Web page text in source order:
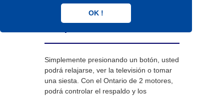
OK !
Respaldo y reposapiernas
independiente
Simplemente presionando un botón, usted
podrá relajarse, ver la televisión o tomar
una siesta. Con el Ontario de 2 motores,
podrá controlar el respaldo y los